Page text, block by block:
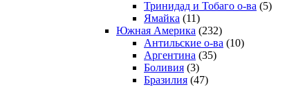
Тринидад и Тобаго о-ва (5)
Ямайка (11)
Южная Америка (232)
Антильские о-ва (10)
Аргентина (35)
Боливия (3)
Бразилия (47)